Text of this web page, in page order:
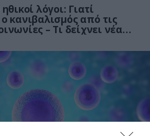
λόγοι: Γιατί
κανιβαλισμός από τις
– Τι δείχνει νέα